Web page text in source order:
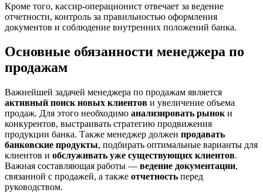
Кроме того, кассир-операционист отвечает за ведение
отчетности, контроль за правильностью оформления
документов и соблюдение внутренних положений банка.
Основные обязанности менеджера по
продажам
Важнейшей задачей менеджера по продажам является
активный поиск новых клиентов и увеличение объема
продаж. Для этого необходимо анализировать рынок и
конкурентов, выстраивать стратегию продвижения
продукции банка. Также менеджер должен продавать
банковские продукты, подбирать оптимальные варианты для
клиентов и обслуживать уже существующих клиентов.
Важная составляющая работы — ведение документации,
связанной с продажей, а также отчетность перед
руководством.